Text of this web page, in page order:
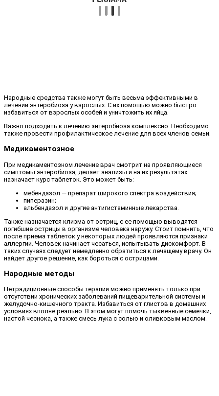
Народные средства также могут быть весьма эффективными в
лечении энтеробиоза у взрослых. С их помощью можно быстро
избавиться от взрослых особей и уничтожить их яйца.
Важно подходить к лечению энтеробиоза комплексно. Необходимо
также провести профилактическое лечение для всех членов семьи.
Медикаментозное
При медикаментозном лечение врач смотрит на проявляющиеся
симптомы энтеробиоза, делает анализы и на их результатах
назначает курс таблеток. Это может быть:
мебендазол — препарат широкого спектра воздействия;
пиперазин;
альбендазол и другие антигистаминные лекарства.
Также назначается клизма от остриц, с ее помощью выводятся
погибшие острицы в организме человека наружу. Стоит помнить, что
после приема таблеток у некоторых людей проявляются признаки
аллергии. Человек начинает чесаться, испытывать дискомфорт. В
таких случаях следует немедленно обратиться к лечащему врачу. Он
найдет другое решение, как бороться с острицами.
Народные методы
Нетрадиционные способы терапии можно применять только при
отсутствии хронических заболеваний пищеварительной системы и
желудочно-кишечного тракта. Избавиться от глистов в домашних
условиях вполне реально. В этом могут помочь тыквенные семечки,
настой чеснока, а также смесь лука с солью и оливковым маслом.